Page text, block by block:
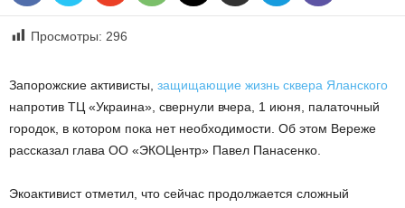
Просмотры: 296
Запорожские активисты, защищающие жизнь сквера Яланского
напротив ТЦ «Украина», свернули вчера, 1 июня, палаточный
городок, в котором пока нет необходимости. Об этом Вереже
рассказал глава ОО «ЭКОЦентр» Павел Панасенко.
Экоактивист отметил, что сейчас продолжается сложный